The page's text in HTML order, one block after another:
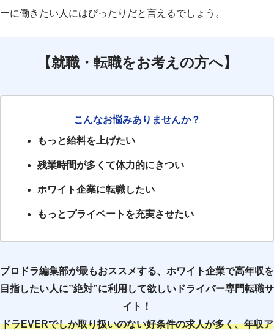
ーに働きたい人にはぴったりだと言えるでしょう。
【就職・転職をお考えの方へ】
こんなお悩みありませんか？
もっと給料を上げたい
残業時間が多くて体力的にきつい
ホワイト企業に転職したい
もっとプライベートを充実させたい
プロドラ編集部が最もおススメする、ホワイト企業で高年収を
目指したい人に”絶対”に利用して欲しいドライバー専門転職サ
イト！
ドラEVERでしか取り扱いのない好条件の求人が多く、年収ア